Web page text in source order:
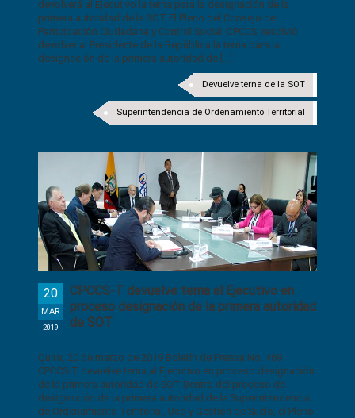
devolverá al Ejecutivo la terna para la designación de la
primera autoridad de la SOT El Pleno del Consejo de
Participación Ciudadana y Control Social, CPCCS, resolvió
devolver al Presidente de la República la terna para la
designación de la primera autoridad de [...]
Devuelve terna de la SOT
Superintendencia de Ordenamiento Territorial
CPCCS-T devuelve terna al Ejecutivo en
proceso designación de la primera autoridad
de SOT
20
MAR
2019
Quito, 20 de marzo de 2019 Boletín de Prensa No. 469
CPCCS-T devuelve terna al Ejecutivo en proceso designación
de la primera autoridad de SOT Dentro del proceso de
designación de la primera autoridad de la Superintendencia
de Ordenamiento Territorial, Uso y Gestión de Suelo, el Pleno